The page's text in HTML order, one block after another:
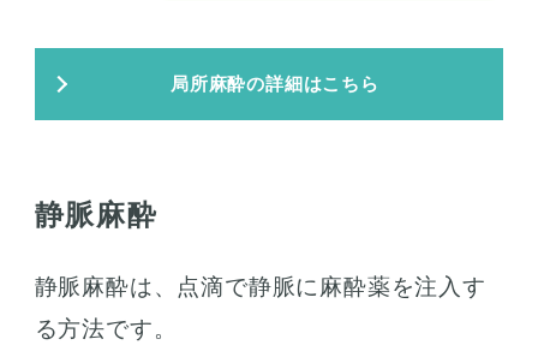
局所麻酔の詳細はこちら
静脈麻酔
静脈麻酔は、点滴で静脈に麻酔薬を注入す
る方法です。